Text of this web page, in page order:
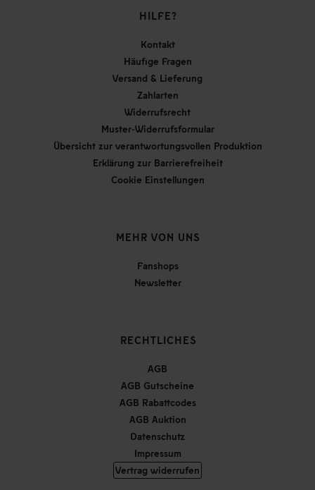
HILFE?
Kontakt
Häufige Fragen
Versand & Lieferung
Zahlarten
Widerrufsrecht
Muster-Widerrufsformular
Übersicht zur verantwortungsvollen Produktion
Erklärung zur Barrierefreiheit
Cookie Einstellungen
MEHR VON UNS
Fanshops
Newsletter
RECHTLICHES
AGB
AGB Gutscheine
AGB Rabattcodes
AGB Auktion
Datenschutz
Impressum
Vertrag widerrufen